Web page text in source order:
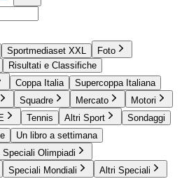
Sportmediaset XXL
Foto
Risultati e Classifiche
Coppa Italia
Supercoppa Italiana
Squadre Mercato
Motori
Tennis Altri Sport
Sondaggi
Un libro a settimana
Speciali Olimpiadi
Speciali Mondiali Altri Speciali